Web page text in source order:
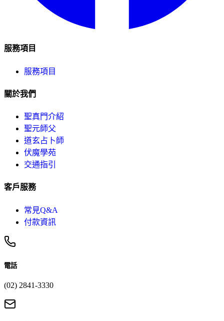
服務項目
服務項目
關於我們
聖真門介紹
聖元師父
道玄占卜師
伏魔學苑
交通指引
客戶服務
常見Q&A
付款資訊
電話
(02) 2841-3330